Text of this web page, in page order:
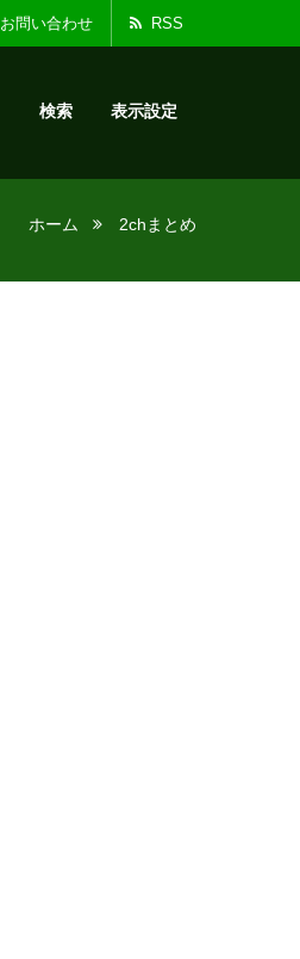
お知らせ :
お問い合わせ RSS
検索 表示設定
ホーム 2chまとめ